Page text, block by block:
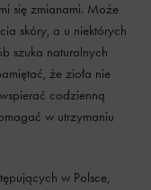
się zmianami. Może
skóry, a u niektórych
szuka naturalnych
że zioła nie
codzienną
w utrzymaniu
w Polsce,